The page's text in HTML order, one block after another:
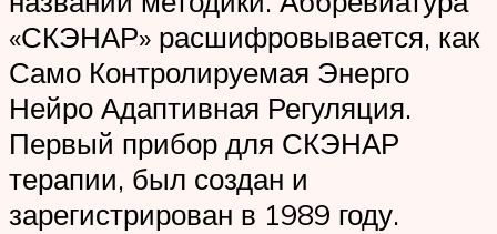
«СКЭНАР» расшифровывается, как
Само Контролируемая Энерго
Нейро Адаптивная Регуляция.
Первый прибор для СКЭНАР
терапии, был создан и
зарегистрирован в 1989 году.